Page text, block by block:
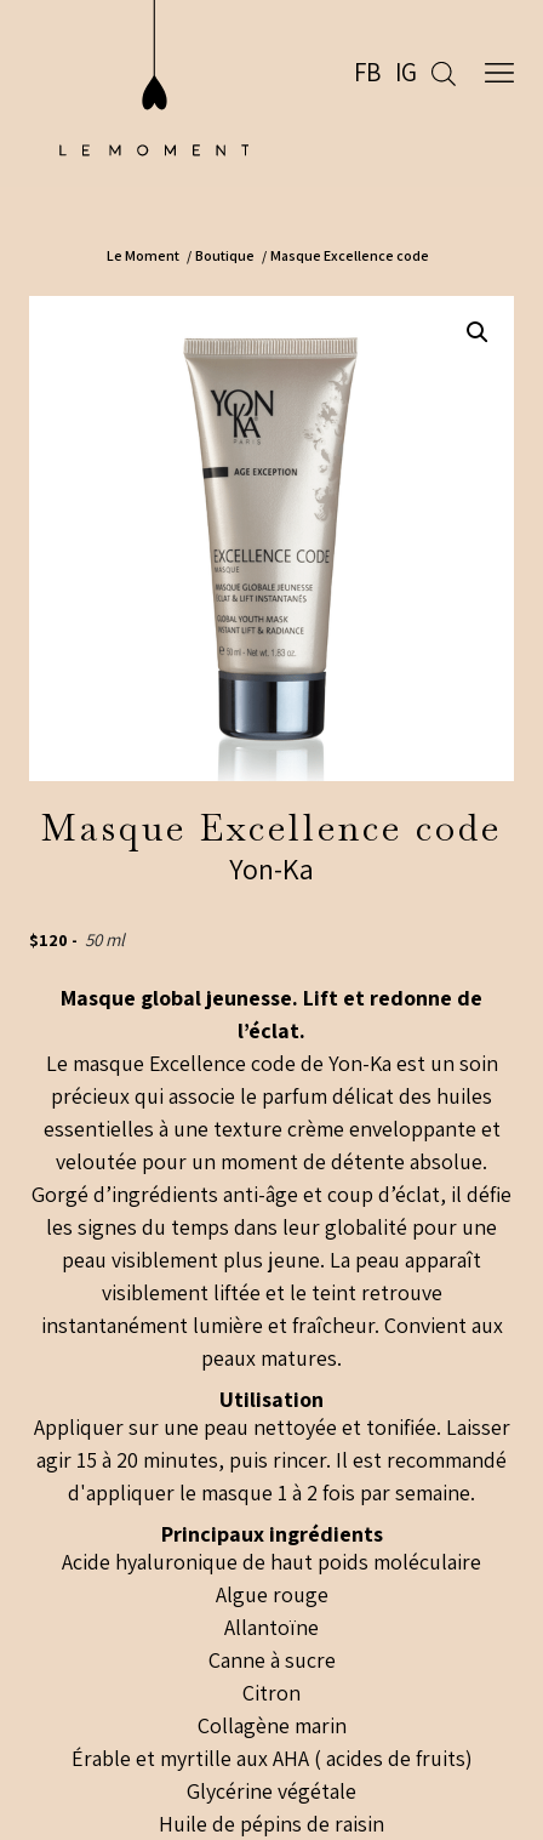
FB IG
Le Moment / Boutique / Masque Excellence code
Masque Excellence code
Yon-Ka
$120 - 50 ml
Masque global jeunesse. Lift et redonne de
l’éclat.
Le masque Excellence code de Yon-Ka est un soin
précieux qui associe le parfum délicat des huiles
essentielles à une texture crème enveloppante et
veloutée pour un moment de détente absolue.
Gorgé d’ingrédients anti-âge et coup d’éclat, il défie
les signes du temps dans leur globalité pour une
peau visiblement plus jeune. La peau apparaît
visiblement liftée et le teint retrouve
instantanément lumière et fraîcheur. Convient aux
peaux matures.
Utilisation
Appliquer sur une peau nettoyée et tonifiée. Laisser
agir 15 à 20 minutes, puis rincer. Il est recommandé
d'appliquer le masque 1 à 2 fois par semaine.
Principaux ingrédients
Acide hyaluronique de haut poids moléculaire
Algue rouge
Allantoïne
Canne à sucre
Citron
Collagène marin
Érable et myrtille aux AHA ( acides de fruits)
Glycérine végétale
Huile de pépins de raisin